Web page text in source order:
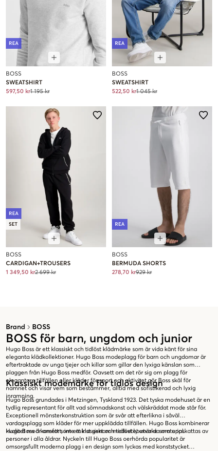
Brand BOSS
BOSS för barn, ungdom och junior
Hugo Boss är ett klassiskt och tidlöst klädmärke som är vida känt för sina
eleganta klädkollektioner. Hugo Boss modeplagg för barn och ungdomar är
eftertraktade av unga tjejer och killar som gillar den lyxiga känslan som
plaggen från Hugo Boss medför. Oavsett om det rör sig om plagg för
elegantare tillfällen eller kläder för sport och aktivitet gör Boss skäl för
namnet och visar vem som bestämmer, alltid med sofistikerad och lyxig
inramning.
Klassiskt modemärke för tidlös design
Hugo Boss grundades i Metzingen, Tyskland 1923. Det tyska modehuset är en
tydlig representant för allt vad sömnadskonst och välskräddat mode står för.
Exceptionell mönsterkonstruktion som är svår att efterlikna i såväl
vardagsplagg som kläder för mer uppklädda tillfällen. Hugo Boss kombinerar
kvalitet med komfort, inte minst genom medvetet utvalda material.
Hugo Boss är ansett som ett klassiskt och tidlöst lyxmärke som uppskattas av
personer i alla åldrar. Nyckeln till Hugo Boss oerhörda popularitet är
omsorgsfullt moderna plagg i en design som lyckas med konststycket
REA
BOSS
SWEATSHIRT
597,50 kr1 195 kr
REA
BOSS
SWEATSHIRT
522,50 kr1 045 kr
REA
SET
BOSS
CARDIGAN+TROUSERS
1 349,50 kr2 699 kr
REA
BOSS
BERMUDA SHORTS
278,70 kr929 kr